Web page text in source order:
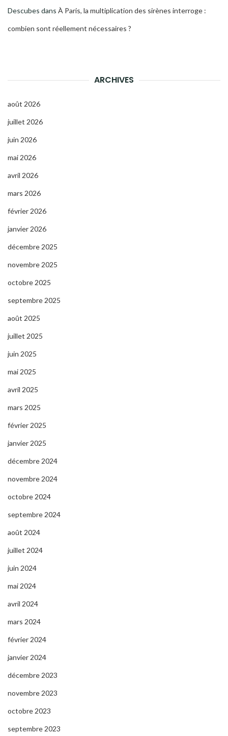
Descubes dans À Paris, la multiplication des sirènes interroge :
combien sont réellement nécessaires ?
ARCHIVES
août 2026
juillet 2026
juin 2026
mai 2026
avril 2026
mars 2026
février 2026
janvier 2026
décembre 2025
novembre 2025
octobre 2025
septembre 2025
août 2025
juillet 2025
juin 2025
mai 2025
avril 2025
mars 2025
février 2025
janvier 2025
décembre 2024
novembre 2024
octobre 2024
septembre 2024
août 2024
juillet 2024
juin 2024
mai 2024
avril 2024
mars 2024
février 2024
janvier 2024
décembre 2023
novembre 2023
octobre 2023
septembre 2023